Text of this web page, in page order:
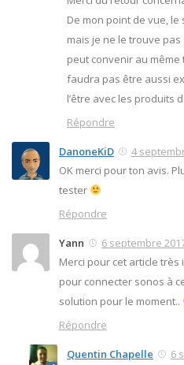
De mon point de vue,
mais je ne le trouve
peut convenir au même
faudra pas être aussi
l’être avec les produits
Répondre
DanoneKiD
4
OK merci pour ton avis.
tester
Répondre
Yann
6 septembre
Merci pour cet article
pour connecter sonos à
solution pour le moment..
Répondre
Quentin Chapelle
6